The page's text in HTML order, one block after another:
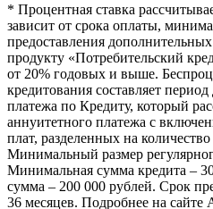
* Процентная ставка
зависит от срока оплаты,
предоставления
продукту «Потребительский
от 20% годовых и выше.
кредитования составляет
платежа по Кредиту, который
аннуитетного платежа с
плат, разделенных на
Минимальный размер
Минимальная сумма кредита –
сумма – 200 000 рублей. Срок
36 месяцев. Подробнее на